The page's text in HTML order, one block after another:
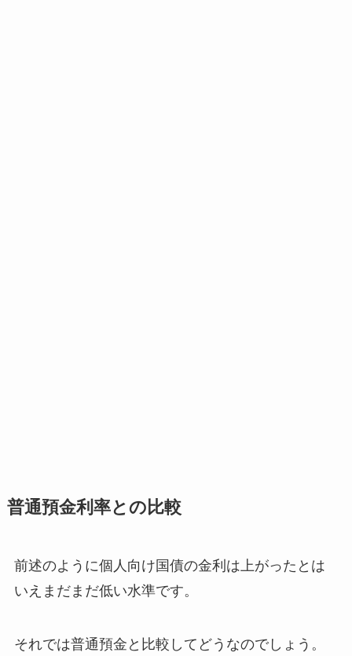
普通預金利率との比較
前述のように個人向け国債の金利は上がったとは
いえまだまだ低い水準です。
それでは普通預金と比較してどうなのでしょう。